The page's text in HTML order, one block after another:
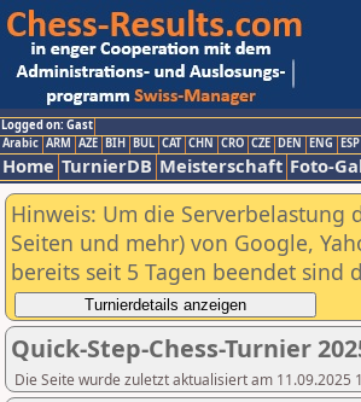
Logged on: Gast
Arabic ARM AZE BIH BUL CAT CHN CRO CZE DEN ENG ESP
Home TurnierDB Meisterschaft Foto-
Hinweis: Um die Serverbelastung
Seiten und mehr) von Google,
bereits seit 5 Tagen beendet sind
Quick-Step-Chess-Turnier
Die Seite wurde zuletzt aktualisiert am 11.09.2025